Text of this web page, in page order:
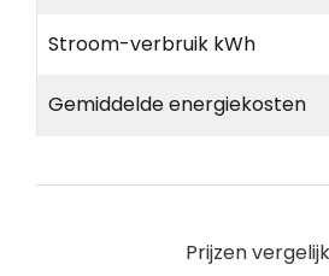
Stroom-verbruik kWh
Gemiddelde energiekosten
Prijzen